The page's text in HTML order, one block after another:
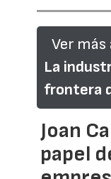
Ver
La
frontera
Joan
papel